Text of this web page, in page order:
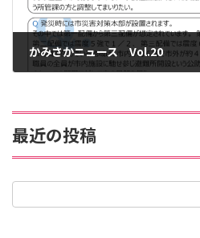
かみさかニュース Vol.20
最近の投稿